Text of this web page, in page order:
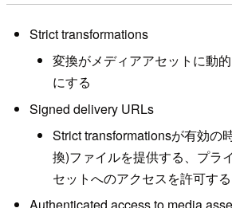
Strict transformations
変換がメディアアセットに動
にする
Signed delivery URLs
Strict transformationsが有効の
換)ファイルを提供する、プラ
セットへのアクセスを許可す